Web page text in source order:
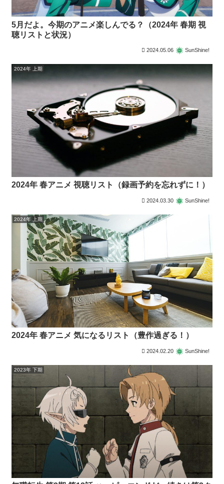
5月だよ。今期のアニメ楽しんでる？（2024年 春期 視
聴リストと状況）
2024.05.06 SunShine!
2024年 上期
2024年 春アニメ 視聴リスト（録画予約を忘れずに！）
2024.03.30 SunShine!
2024年 上期
2024年 春アニメ 気になるリスト（豊作過ぎる！）
2024.02.20 SunShine!
2023年 下期